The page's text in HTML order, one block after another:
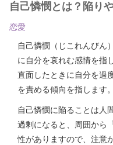
自己憐憫とは？陥り
恋愛
自己憐憫（じこれんびん
に自分を哀れむ感情を指
直面したときに自分を過
を責める傾向を指します。
自己憐憫に陥ることは人
過剰になると、周囲から
性がありますので、注意